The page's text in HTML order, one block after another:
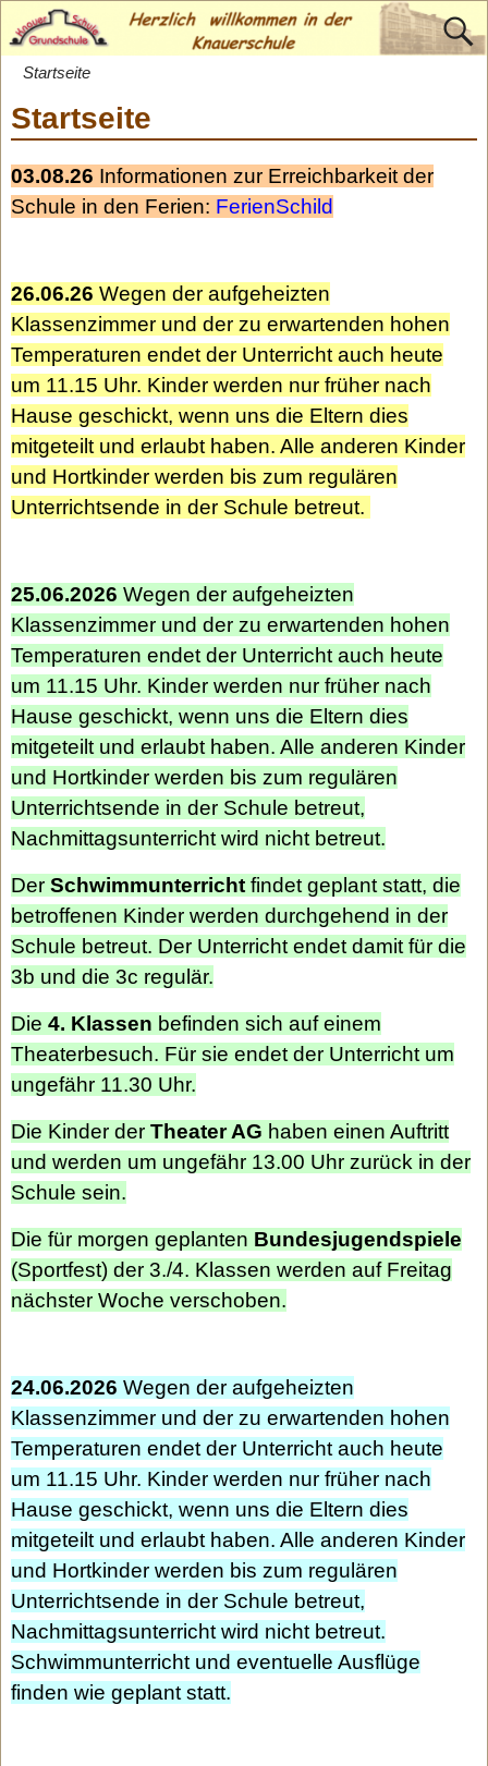
Startseite
Startseite
03.08.26 Informationen zur Erreichbarkeit der
Schule in den Ferien: FerienSchild
26.06.26 Wegen der aufgeheizten
Klassenzimmer und der zu erwartenden hohen
Temperaturen endet der Unterricht auch heute
um 11.15 Uhr. Kinder werden nur früher nach
Hause geschickt, wenn uns die Eltern dies
mitgeteilt und erlaubt haben. Alle anderen Kinder
und Hortkinder werden bis zum regulären
Unterrichtsende in der Schule betreut.
25.06.2026 Wegen der aufgeheizten
Klassenzimmer und der zu erwartenden hohen
Temperaturen endet der Unterricht auch heute
um 11.15 Uhr. Kinder werden nur früher nach
Hause geschickt, wenn uns die Eltern dies
mitgeteilt und erlaubt haben. Alle anderen Kinder
und Hortkinder werden bis zum regulären
Unterrichtsende in der Schule betreut,
Nachmittagsunterricht wird nicht betreut.
Der Schwimmunterrichtfindet geplant statt, die
betroffenen Kinder werden durchgehend in der
Schule betreut. Der Unterricht endet damit für die
3b und die 3c regulär.
Die 4. Klassen befinden sich auf einem
Theaterbesuch. Für sie endet der Unterricht um
ungefähr 11.30 Uhr.
Die Kinder der Theater AG haben einen Auftritt
und werden um ungefähr 13.00 Uhr zurück in der
Schule sein.
Die für morgen geplanten Bundesjugendspiele
(Sportfest) der 3./4. Klassen werden auf Freitag
nächster Woche verschoben.
24.06.2026 Wegen der aufgeheizten
Klassenzimmer und der zu erwartenden hohen
Temperaturen endet der Unterricht auch heute
um 11.15 Uhr. Kinder werden nur früher nach
Hause geschickt, wenn uns die Eltern dies
mitgeteilt und erlaubt haben. Alle anderen Kinder
und Hortkinder werden bis zum regulären
Unterrichtsende in der Schule betreut,
Nachmittagsunterricht wird nicht betreut.
Schwimmunterricht und eventuelle Ausflüge
finden wie geplant statt.